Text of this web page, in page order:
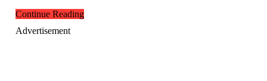
Continue Reading
Advertisement